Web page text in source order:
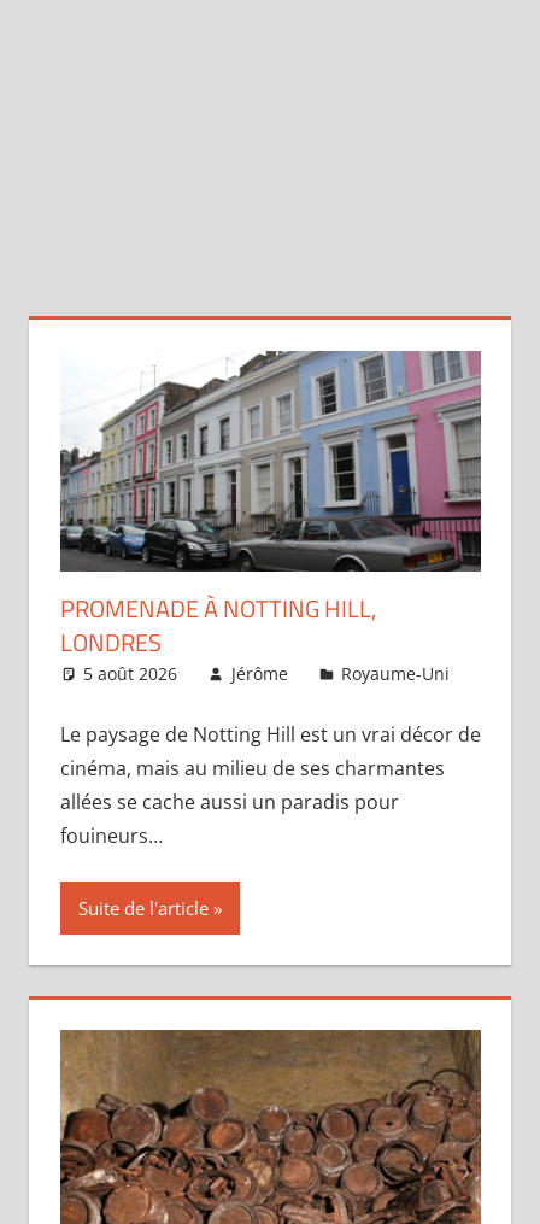
PROMENADE À NOTTING HILL,
LONDRES
5 août 2026 Jérôme Royaume-Uni
Le paysage de Notting Hill est un vrai décor de
cinéma, mais au milieu de ses charmantes
allées se cache aussi un paradis pour
fouineurs…
Suite de l'article